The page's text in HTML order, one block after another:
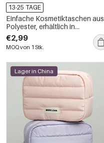
13-25 TAGE
Einfache Kosmetiktaschen aus
Polyester, erhältlich in
verschiedenen Farben:
Urlaubsblumen, Blätter,
Pflanzen, Polyester
€2,99
MOQ von 1 Stk.
Lager in China